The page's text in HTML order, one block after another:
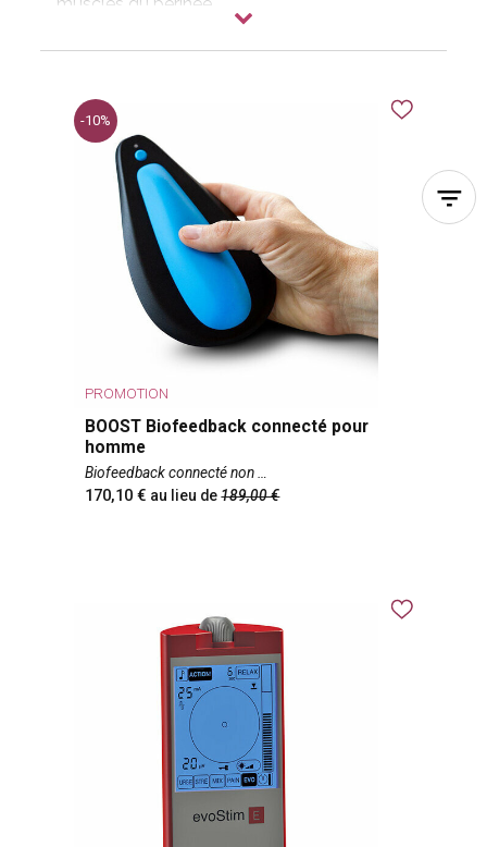
de la contractiondurant les exercices réalisés
efforts.
-10%
PROMOTION
BOOST Biofeedback connecté pour
homme
Biofeedback connecté non
170,10 au lieu de189,00